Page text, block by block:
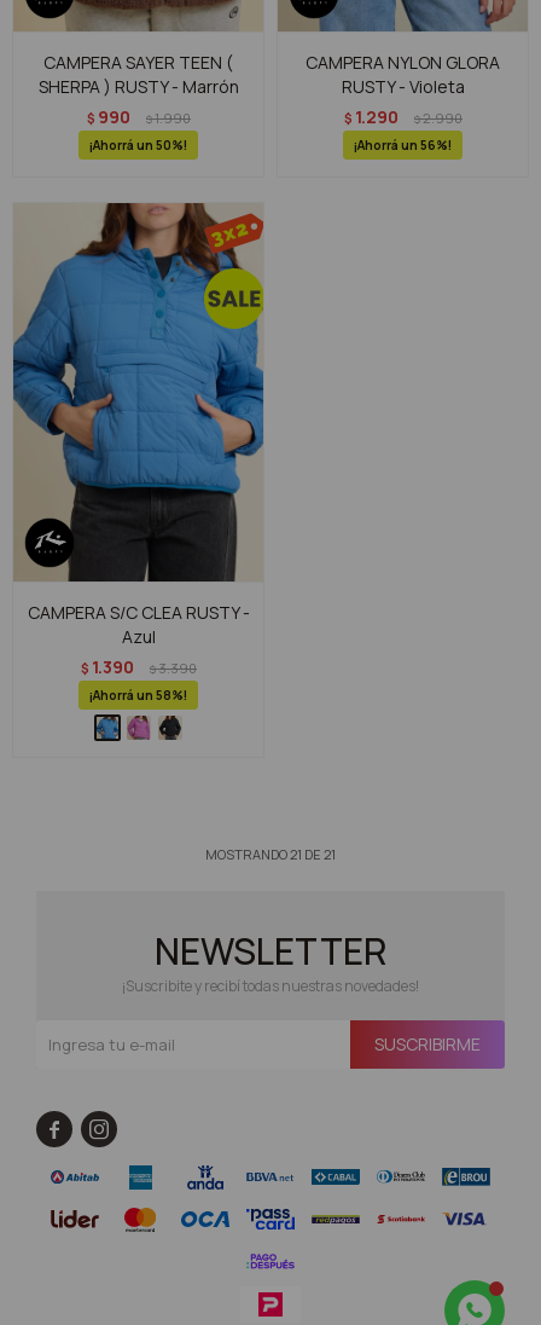
CAMPERA SAYER TEEN (
SHERPA ) RUSTY - Marrón
$ 990 $1.990
50
CAMPERA NYLON GLORA
RUSTY - Violeta
$ 1.290 $2.990
56
CAMPERA S/C CLEA RUSTY -
Azul
$ 1.390 $3.390
58
MOSTRANDO 21 DE 21
NEWSLETTER
¡Suscribite y recibí todas nuestras novedades!
SUSCRIBIRME
 